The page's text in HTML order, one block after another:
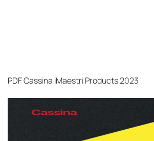
PDFCassina iMaestri Products 2023